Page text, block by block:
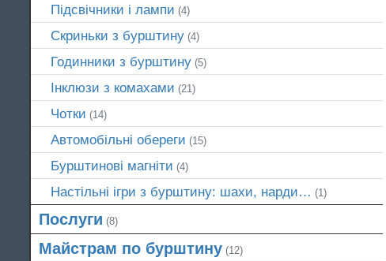
Підсвічники і лампи (4)
Скриньки з бурштину(4)
Годинники з бурштину(5)
Інклюзи з комахами (21)
Чотки (14)
Автомобільні обереги (15)
Бурштинові магніти (4)
Настільні ігри з бурштину: шахи, нарди… (1)
Послуги (8)
Майстрам по бурштину(12)